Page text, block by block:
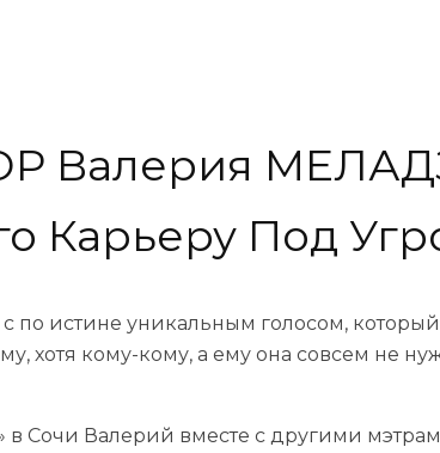
Валерия
Карьеру Под
по истине уникальным голосом,
хотя кому-кому, а ему она совсем не
Сочи Валерий вместе с другими